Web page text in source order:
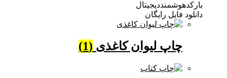
فایل رایگان
چاپ لیوان کاغذی(1)